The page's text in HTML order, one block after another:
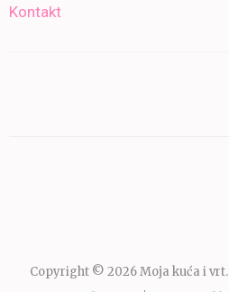
Kontakt
Copyright © 2026Moja kuća i vrt.